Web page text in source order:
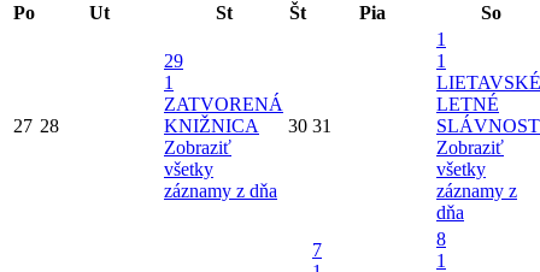
Po
Ut St Št Pia So
27 28
29
1
ZATVORENÁ
KNIŽNICA
Zobraziť
všetky
záznamy z dňa
30 31
1
1
LIETAVSKÉ
LETNÉ
Zobraziť
všetky
záznamy z
dňa
7
8
1